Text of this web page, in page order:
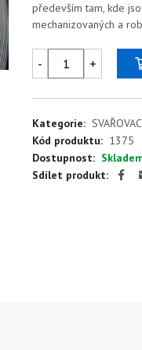
především tam, kde
mechanizovaných a
- +
Kategorie:
Kód produktu: 1375
Dostupnost:
Sdílet produkt: